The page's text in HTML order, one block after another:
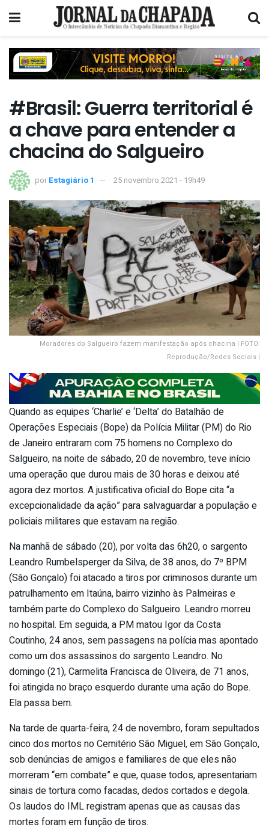
#Brasil: Guerra territorial é
a chave para entender a
chacina do Salgueiro
por Estagiário 1 25 novembro 2021 - 19h49
Moradores do Salgueiro fazem manifestação após chacina | FOTO:
Reprodução/Redes Sociais |
Quando as equipes ‘Charlie’ e ‘Delta’ do Batalhão de
Operações Especiais (Bope) da Polícia Militar (PM) do Rio
de Janeiro entraram com 75 homens no Complexo do
Salgueiro, na noite de sábado, 20 de novembro, teve início
uma operação que durou mais de 30 horas e deixou até
agora dez mortos. A justificativa oficial do Bope cita “a
excepcionalidade da ação” para salvaguardar a população e
policiais militares que estavam na região.
Na manhã de sábado (20), por volta das 6h20, o sargento
Leandro Rumbelsperger da Silva, de 38 anos, do 7º BPM
(São Gonçalo) foi atacado a tiros por criminosos durante um
patrulhamento em Itaúna, bairro vizinho às Palmeiras e
também parte do Complexo do Salgueiro. Leandro morreu
no hospital. Em seguida, a PM matou Igor da Costa
Coutinho, 24 anos, sem passagens na polícia mas apontado
como um dos assassinos do sargento Leandro. No
domingo (21), Carmelita Francisca de Oliveira, de 71 anos,
foi atingida no braço esquerdo durante uma ação do Bope.
Ela passa bem.
Na tarde de quarta-feira, 24 de novembro, foram sepultados
cinco dos mortos no Cemitério São Miguel, em São Gonçalo,
sob denúncias de amigos e familiares de que eles não
morreram “em combate” e que, quase todos, apresentariam
sinais de tortura como facadas, dedos cortados e degola.
Os laudos do IML registram apenas que as causas das
mortes foram em função de tiros.